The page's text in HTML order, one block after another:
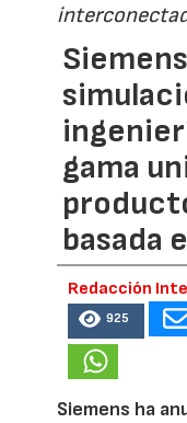
gama
basada
Redacción
925
Siemens ha